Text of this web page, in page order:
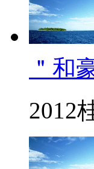
＂和
2012